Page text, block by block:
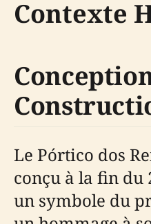
Contexte
Le Pórtico dos
conçu à la fin du
un symbole du